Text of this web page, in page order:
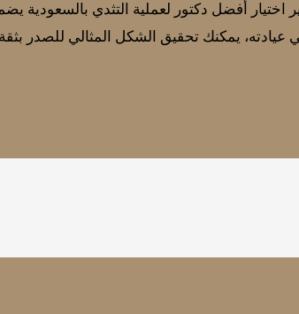
اختيار أفضل دكتور لعملية التثدي بالسعودية
عيادته، يمكنك تحقيق الشكل المثالي للصدر